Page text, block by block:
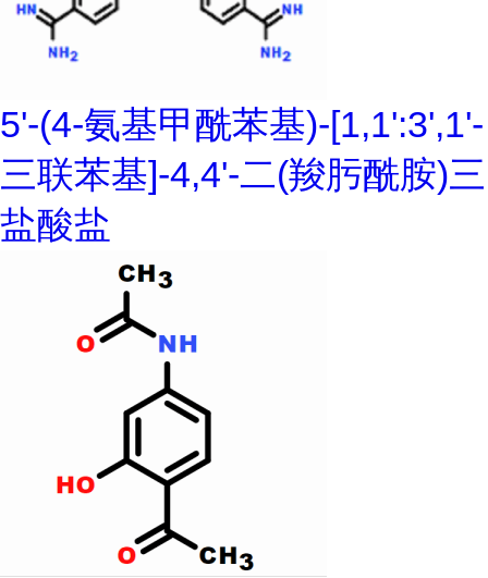
5'-(4-氨基甲酰苯基)-[1,1':3',1'-
三联苯基]-4,4'-二(羧肟酰胺)三
盐酸盐